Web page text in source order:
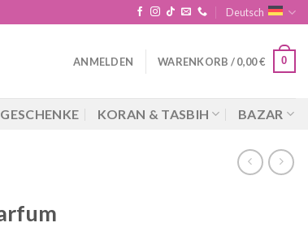
Deutsch
ANMELDEN WARENKORB /0,00€ 0
GESCHENKE KORAN & TASBIH BAZAR